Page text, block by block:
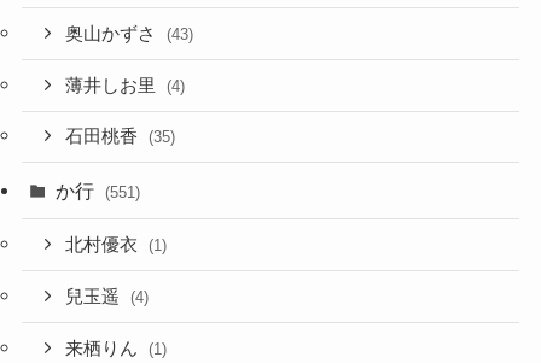
奥山かずさ (43)
薄井しお里 (4)
石田桃香 (35)
か行 (551)
北村優衣 (1)
兒玉遥 (4)
来栖りん (1)